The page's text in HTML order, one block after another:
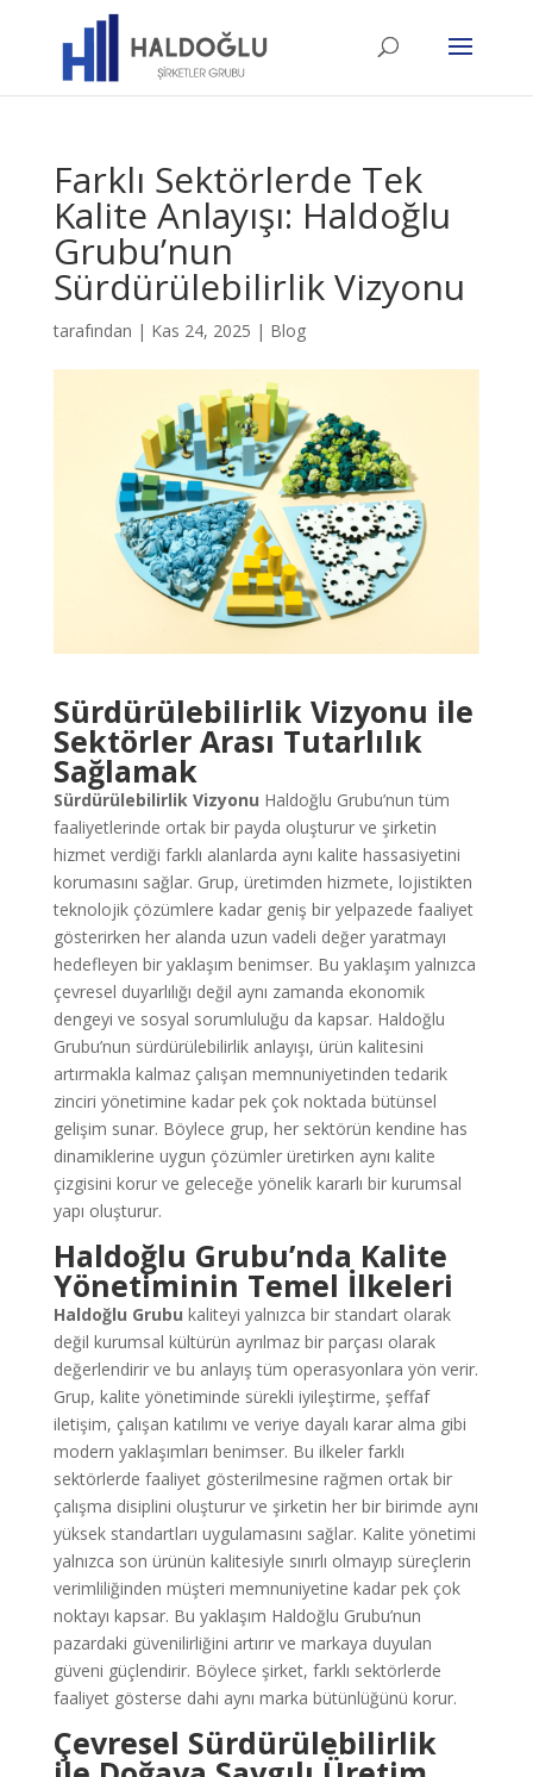
Farklı Sektörlerde Tek
Kalite Anlayışı: Haldoğlu
Grubu’nun
Sürdürülebilirlik Vizyonu
tarafından | Kas 24, 2025 | Blog
Sürdürülebilirlik Vizyonu ile
Sektörler Arası Tutarlılık
Sağlamak
Sürdürülebilirlik Vizyonu Haldoğlu Grubu’nun tüm
faaliyetlerinde ortak bir payda oluşturur ve şirketin
hizmet verdiği farklı alanlarda aynı kalite hassasiyetini
korumasını sağlar. Grup, üretimden hizmete, lojistikten
teknolojik çözümlere kadar geniş bir yelpazede faaliyet
gösterirken her alanda uzun vadeli değer yaratmayı
hedefleyen bir yaklaşım benimser. Bu yaklaşım yalnızca
çevresel duyarlılığı değil aynı zamanda ekonomik
dengeyi ve sosyal sorumluluğu da kapsar. Haldoğlu
Grubu’nun sürdürülebilirlik anlayışı, ürün kalitesini
artırmakla kalmaz çalışan memnuniyetinden tedarik
zinciri yönetimine kadar pek çok noktada bütünsel
gelişim sunar. Böylece grup, her sektörün kendine has
dinamiklerine uygun çözümler üretirken aynı kalite
çizgisini korur ve geleceğe yönelik kararlı bir kurumsal
yapı oluşturur.
Haldoğlu Grubu’nda Kalite
Yönetiminin Temel İlkeleri
Haldoğlu Grubu kaliteyi yalnızca bir standart olarak
değil kurumsal kültürün ayrılmaz bir parçası olarak
değerlendirir ve bu anlayış tüm operasyonlara yön verir.
Grup, kalite yönetiminde sürekli iyileştirme, şeffaf
iletişim, çalışan katılımı ve veriye dayalı karar alma gibi
modern yaklaşımları benimser. Bu ilkeler farklı
sektörlerde faaliyet gösterilmesine rağmen ortak bir
çalışma disiplini oluşturur ve şirketin her bir birimde aynı
yüksek standartları uygulamasını sağlar. Kalite yönetimi
yalnızca son ürünün kalitesiyle sınırlı olmayıp süreçlerin
verimliliğinden müşteri memnuniyetine kadar pek çok
noktayı kapsar. Bu yaklaşım Haldoğlu Grubu’nun
pazardaki güvenilirliğini artırır ve markaya duyulan
güveni güçlendirir. Böylece şirket, farklı sektörlerde
faaliyet gösterse dahi aynı marka bütünlüğünü korur.
Çevresel Sürdürülebilirlik